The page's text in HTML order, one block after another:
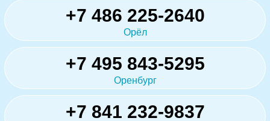
+7 486 225-2640
Орёл
+7 495 843-5295
Оренбург
+7 841 232-9837